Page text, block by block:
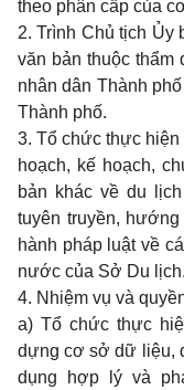
theo phân cấp của
2. Trình Chủ tịch Ủy
văn bản thuộc thẩm
nhân dân Thành
Thành phố.
3. Tổ chức thực hiện
hoạch, kế hoạch,
bản khác về du
tuyên truyền,
hành pháp luật về
nước của Sở Du lịch.
4. Nhiệm vụ và
a) Tổ chức thực
dựng cơ sở dữ liệu,
dụng hợp lý và